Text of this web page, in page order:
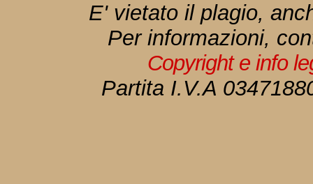
E' vietato il plagio,
Per informazioni,
Copyright e info
Partita I.V.A